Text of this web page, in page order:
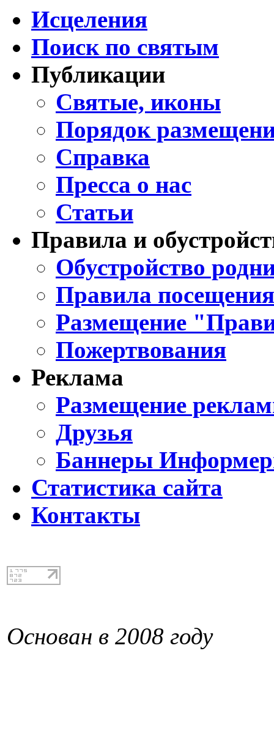
Исцеления
Поиск по святым
Публикации
Святые, иконы
Порядок
Справка
Пресса о нас
Статьи
Правила и
Обустройство
Правила
Размещение
Пожертвования
Реклама
Размещение
Друзья
Баннеры
Статистика сайта
Контакты
Основан в 2008 году